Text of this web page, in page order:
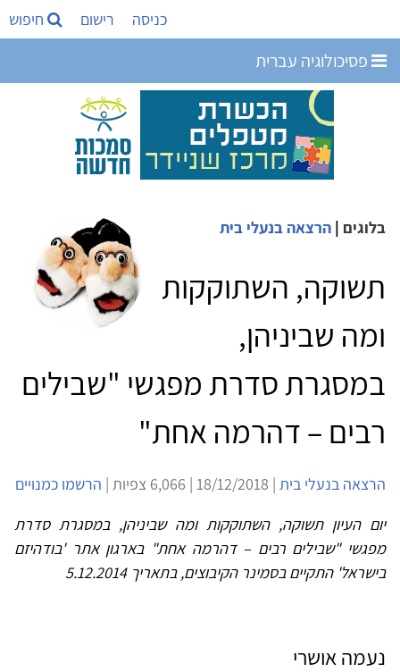
כניסה רישום חיפוש
פסיכולוגיה עברית
בלוגים | הרצאה בנעלי בית
תשוקה, השתוקקות
ומה שביניהן,
במסגרת סדרת מפגשי "שבילים
רבים – דהרמה אחת"
הרצאה בנעלי בית | 18/12/2018 | 6,066 צפיות |
הרשמו כמנויים
יום העיון תשוקה, השתוקקות ומה שביניהן, במסגרת סדרת
מפגשי "שבילים רבים – דהרמה אחת" בארגון אתר 'בודהיזם
בישראל' התקיים בסמינר הקיבוצים, בתאריך 5.12.2014
נעמה אושרי